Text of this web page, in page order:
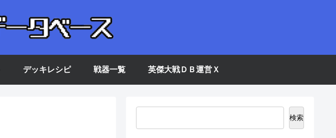
デッキレシピ 戦器一覧 英傑大戦ＤＢ運営Ｘ
検索